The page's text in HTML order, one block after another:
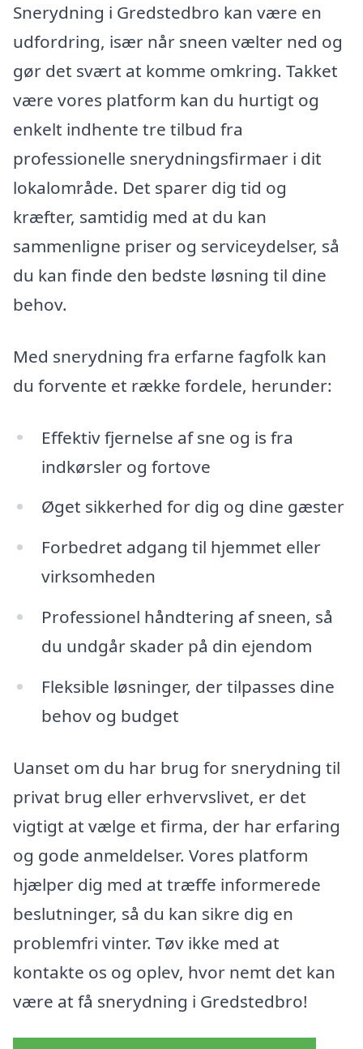
Snerydning i Gredstedbro kan være en
udfordring, især når sneen vælter ned og
gør det svært at komme omkring. Takket
være vores platform kan du hurtigt og
enkelt indhente tre tilbud fra
professionelle snerydningsfirmaer i dit
lokalområde. Det sparer dig tid og
kræfter, samtidig med at du kan
sammenligne priser og serviceydelser, så
du kan finde den bedste løsning til dine
behov.
Med snerydning fra erfarne fagfolk kan
du forvente et række fordele, herunder:
Effektiv fjernelse af sne og is fra
indkørsler og fortove
Øget sikkerhed for dig og dine gæster
Forbedret adgang til hjemmet eller
virksomheden
Professionel håndtering af sneen, så
du undgår skader på din ejendom
Fleksible løsninger, der tilpasses dine
behov og budget
Uanset om du har brug for snerydning til
privat brug eller erhvervslivet, er det
vigtigt at vælge et firma, der har erfaring
og gode anmeldelser. Vores platform
hjælper dig med at træffe informerede
beslutninger, så du kan sikre dig en
problemfri vinter. Tøv ikke med at
kontakte os og oplev, hvor nemt det kan
være at få snerydning i Gredstedbro!